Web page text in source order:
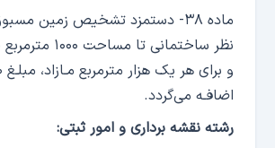
ماده ۳۸- دستمزد تشخیص زمین
اضافـه می‌گردد.
رشته نقشه برداری و امور ثبتی: